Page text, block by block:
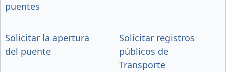
puentes
Solicitar la apertura
del puente
Solicitar registros
públicos de
Transporte